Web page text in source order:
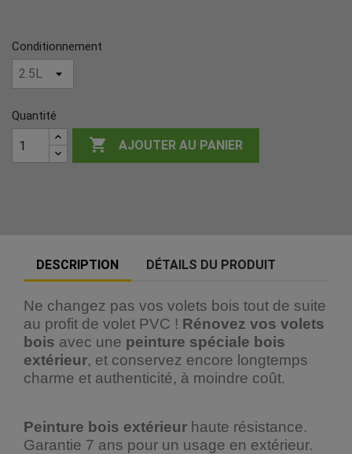
Conditionnement
Quantité
 AJOUTER AU PANIER
DESCRIPTION DÉTAILS DU PRODUIT
Ne changez pas vos volets bois tout de suite
au profit de volet PVC ! Rénovez vos volets
bois avec une peinture spéciale bois
extérieur, et conservez encore longtemps
charme et authenticité, à moindre coût.
Peinture bois extérieur haute résistance.
Garantie 7 ans pour un usage en extérieur.